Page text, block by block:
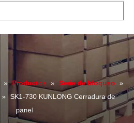
» Productos » Serie de bloqueo
»
» SK1-730 KUNLONG Cerradura de
panel